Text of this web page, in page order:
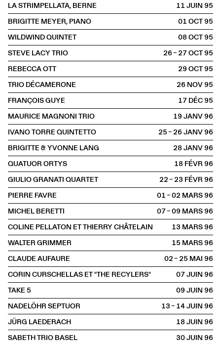
LA STRIMPELLATA, BERNE
11 JUIN1995
BRIGITTE MEYER, PIANO
01 OCT1995
WILDWIND QUINTET
08 OCT1995
STEVE LACY TRIO
26 – 27 OCT1995
REBECCA OTT
29 OCT1995
TRIO DÉCAMERONE
26 NOV1995
FRANÇOIS GUYE
17 DÉC1995
MAURICE MAGNONI TRIO
19 JANV1996
IVANO TORRE QUINTETTO
25 – 26 JANV1996
BRIGITTE & YVONNE LANG
28 JANV1996
QUATUOR ORTYS
18 FÉVR1996
GIULIO GRANATI QUARTET
22 – 23 FÉVR1996
PIERRE FAVRE
01 – 02 MARS1996
MICHEL BERETTI
07 – 09 MARS1996
COLINE PELLATON ET THIERRY CHÂTELAIN
13 MARS1996
WALTER GRIMMER
15 MARS1996
CLAUDE AUFAURE
02 – 25 MAI1996
CORIN CURSCHELLAS ET "THE RECYLERS"
07 JUIN1996
TAKE 5
09 JUIN1996
NADELÖHR SEPTUOR
13 – 14 JUIN1996
JÜRG LAEDERACH
18 JUIN1996
SABETH TRIO BASEL
30 JUIN1996